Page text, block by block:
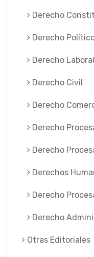
Derecho
Derecho
Derecho Laboral
Derecho Civil
Derecho
Derecho
Derecho
Derechos
Derecho
Derecho
Otras Editoriales